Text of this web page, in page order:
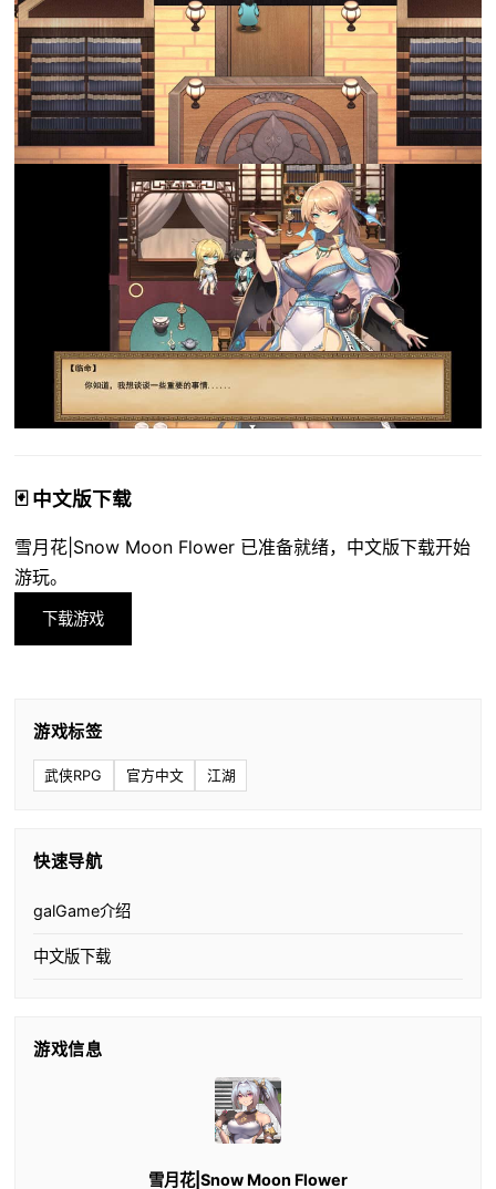
🃏 中文版下载
雪月花|Snow Moon Flower 已准备就绪，中文版下载开始
游玩。
下载游戏
游戏标签
武侠RPG 官方中文 江湖
快速导航
galGame介绍
中文版下载
游戏信息
雪月花|Snow Moon Flower